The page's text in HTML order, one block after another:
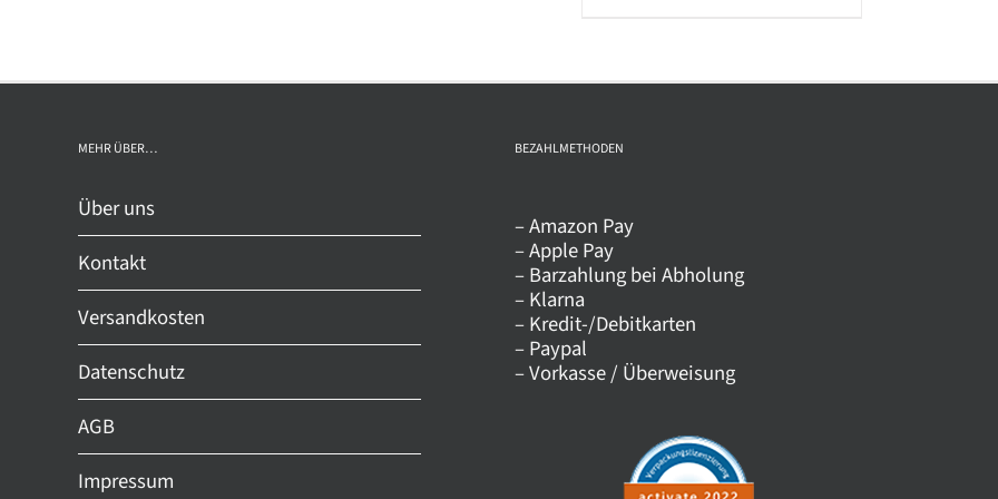
werden
mehrere
auf.
können
auf
der
Produktseite
werden
MEHR ÜBER…
Über uns
Kontakt
Versandkosten
Datenschutz
AGB
Impressum
BEZAHLMETHODEN
– Amazon Pay
– Apple Pay
– Barzahlung bei Abholung
– Klarna
– Kredit-/Debitkarten
– Paypal
– Vorkasse / Überweisung